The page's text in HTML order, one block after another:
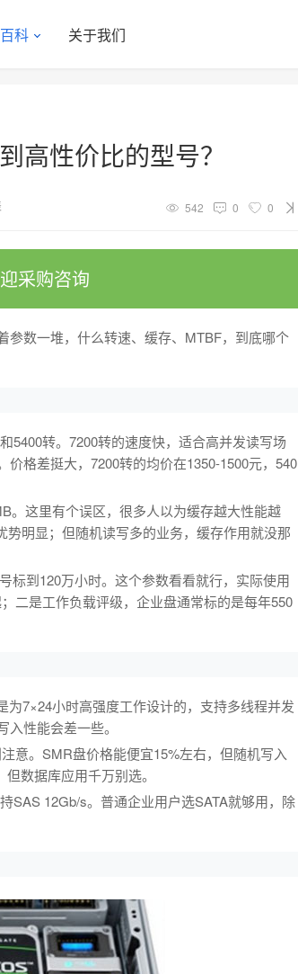
科 关于我们
高性价比的型号？
542 0 0
采购咨询
参数一堆，什么转速、缓存、MTBF，到底哪个
5400转。7200转的速度快，适合高并发读写场
格差挺大，7200转的均价在1350-1500元，540
。这里有个误区，很多人以为缓存越大性能越
明显；但随机读写多的业务，缓存作用就没那
标到120万小时。这个参数看看就行，实际使用
二是工作负载评级，企业盘通常标的是每年550
7×24小时高强度工作设计的，支持多线程并发
性能会差一些。
意。SMR盘价格能便宜15%左右，但随机写入
数据库应用千万别选。
SAS 12Gb/s。普通企业用户选SATA就够用，除